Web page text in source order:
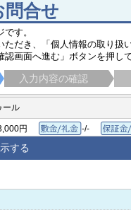
問合せ
す。
ただき、「個人情報の取り扱
画面へ進む」ボタンを押し
入力内容の確認
ール
費等
円 敷金/礼金
-/-
/専有面積
㎡
浜北駅 徒歩14分
する